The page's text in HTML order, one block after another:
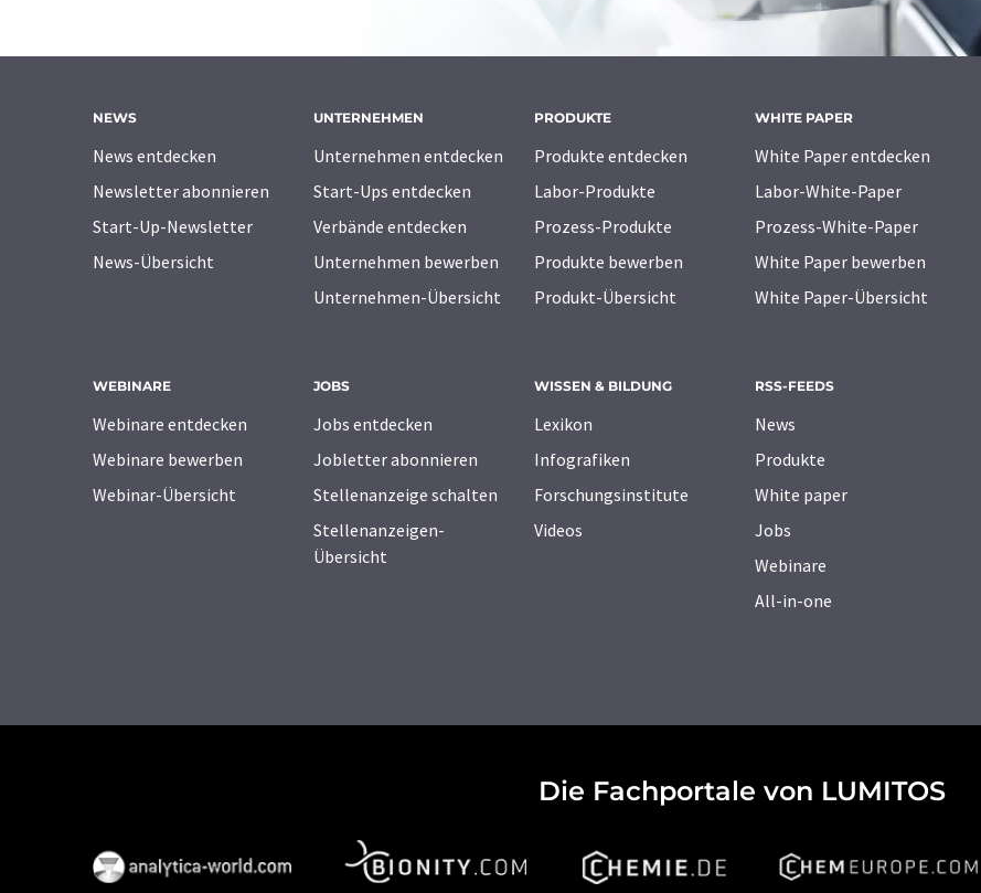
NEWS
News entdecken
Newsletter abonnieren
Start-Up-Newsletter
News-Übersicht
UNTERNEHMEN
Unternehmen entdecken
Start-Ups entdecken
Verbände entdecken
Unternehmen bewerben
Unternehmen-Übersicht
PRODUKTE
Produkte entdecken
Labor-Produkte
Prozess-Produkte
Produkte bewerben
Produkt-Übersicht
WHITE PAPER
White Paper entdecken
Labor-White-Paper
Prozess-White-Paper
White Paper bewerben
White Paper-Übersicht
WEBINARE
Webinare entdecken
Webinare bewerben
Webinar-Übersicht
JOBS
Jobs entdecken
Jobletter abonnieren
Stellenanzeige schalten
Stellenanzeigen-
Übersicht
WISSEN & BILDUNG
Lexikon
Infografiken
Forschungsinstitute
Videos
RSS-FEEDS
News
Produkte
White paper
Jobs
Webinare
All-in-one
Die Fachportale von LUMITOS